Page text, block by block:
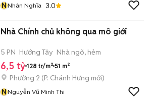
NNhân Nghĩa 3.0
Nhà Chính chủ không qua mô giới
5 PN Hướng Tây Nhà ngõ, hẻm
6,5 tỷ 128 tr/m² 51 m²
Phường 2 (P. Chánh Hưng mới)
NNguyễn Vũ Minh Thi